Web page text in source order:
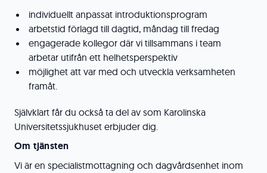
individuellt anpassat introduktionsprogram
arbetstid förlagd till dagtid, måndag till fredag
engagerade kollegor där vi tillsammans i team
arbetar utifrån ett helhetsperspektiv
möjlighet att var med och utveckla verksamheten
framåt.
Självklart får du också ta del av som Karolinska
Universitetssjukhuset erbjuder dig.
Om tjänsten
Vi är en specialistmottagning och dagvårdsenhet inom